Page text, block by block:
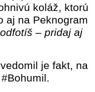
koláž, ktorú
aj na Peknogram
– pridaj aj
je fakt, na